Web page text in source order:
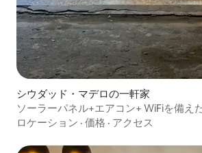
シウダッド・マデロの一軒家
ソーラーパネル+エアコン+ WiFiを備え
ロケーション · 価格 · アクセス